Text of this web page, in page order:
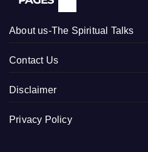
About us-The Spiritual Talks
Contact Us
Disclaimer
Privacy Policy